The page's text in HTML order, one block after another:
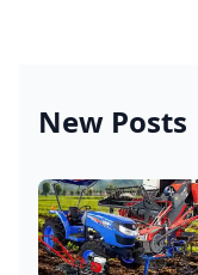
New Posts